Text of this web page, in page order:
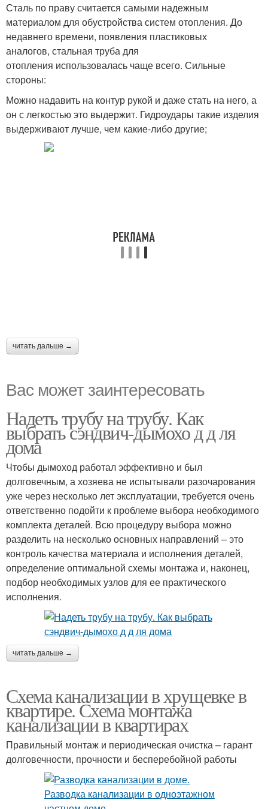
Сталь по праву считается самыми надежным
материалом для обустройства систем отопления. До
недавнего времени, появления пластиковых
аналогов, стальная труба для
отопления использовалась чаще всего. Сильные
стороны:
Можно надавить на контур рукой и даже стать на него, а
он с легкостью это выдержит. Гидроудары такие изделия
выдерживают лучше, чем какие-либо другие;
читать дальше →
Вас может заинтересовать
Надеть трубу на трубу. Как
выбрать сэндвич-дымохо д д ля
дома
Чтобы дымоход работал эффективно и был
долговечным, а хозяева не испытывали разочарования
уже через несколько лет эксплуатации, требуется очень
ответственно подойти к проблеме выбора необходимого
комплекта деталей. Всю процедуру выбора можно
разделить на несколько основных направлений – это
контроль качества материала и исполнения деталей,
определение оптимальной схемы монтажа и, наконец,
подбор необходимых узлов для ее практического
исполнения.
читать дальше →
Схема канализации в хрущевке в
квартире. Схема монтажа
канализации в квартирах
Правильный монтаж и периодическая очистка – гарант
долговечности, прочности и бесперебойной работы